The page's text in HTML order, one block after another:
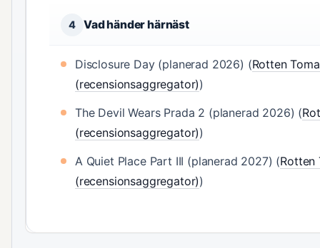
4 Vad händer härnäst
Disclosure Day (planerad 2026) (Rotten
(recensionsaggregator))
The Devil Wears Prada 2 (planerad 2026) (
(recensionsaggregator))
A Quiet Place Part III (planerad 2027) (Rotten
(recensionsaggregator))